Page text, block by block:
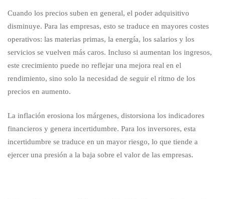
empresas
Cuando los precios suben en general, el poder adquisitivo
disminuye. Para las empresas, esto se traduce en mayores costes
operativos: las materias primas, la energía, los salarios y los
servicios se vuelven más caros. Incluso si aumentan los ingresos,
este crecimiento puede no reflejar una mejora real en el
rendimiento, sino solo la necesidad de seguir el ritmo de los
precios en aumento.
La inflación erosiona los márgenes, distorsiona los indicadores
financieros y genera incertidumbre. Para los inversores, esta
incertidumbre se traduce en un mayor riesgo, lo que tiende a
ejercer una presión a la baja sobre el valor de las empresas.